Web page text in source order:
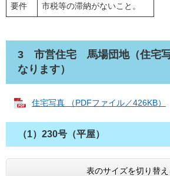
要件 市税等の滞納がないこと。
3 市営住宅 馬場団地（住宅写
なります）
住宅写真 （PDFファイル／426KB）
（1）230号（平屋）
表のサイズを切り替え